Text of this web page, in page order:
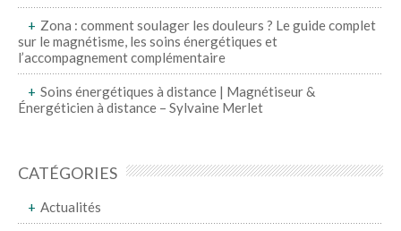
Zona : comment soulager les douleurs ? Le guide complet
sur le magnétisme, les soins énergétiques et
l’accompagnement complémentaire
Soins énergétiques à distance | Magnétiseur &
Énergéticien à distance – Sylvaine Merlet
CATÉGORIES
Actualités